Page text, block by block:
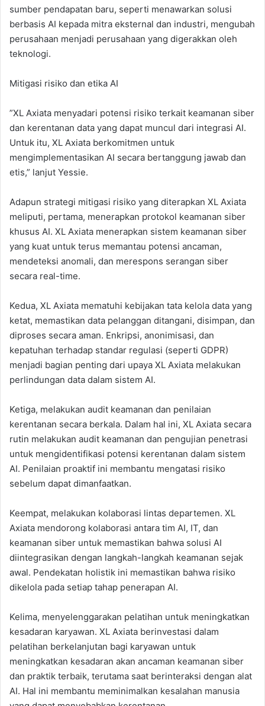
sumber pendapatan baru, seperti menawarkan solusi
berbasis AI kepada mitra eksternal dan industri, mengubah
perusahaan menjadi perusahaan yang digerakkan oleh
teknologi.
Mitigasi risiko dan etika AI
”XL Axiata menyadari potensi risiko terkait keamanan siber
dan kerentanan data yang dapat muncul dari integrasi AI.
Untuk itu, XL Axiata berkomitmen untuk
mengimplementasikan AI secara bertanggung jawab dan
etis,” lanjut Yessie.
Adapun strategi mitigasi risiko yang diterapkan XL Axiata
meliputi, pertama, menerapkan protokol keamanan siber
khusus AI. XL Axiata menerapkan sistem keamanan siber
yang kuat untuk terus memantau potensi ancaman,
mendeteksi anomali, dan merespons serangan siber
secara real-time.
Kedua, XL Axiata mematuhi kebijakan tata kelola data yang
ketat, memastikan data pelanggan ditangani, disimpan, dan
diproses secara aman. Enkripsi, anonimisasi, dan
kepatuhan terhadap standar regulasi (seperti GDPR)
menjadi bagian penting dari upaya XL Axiata melakukan
perlindungan data dalam sistem AI.
Ketiga, melakukan audit keamanan dan penilaian
kerentanan secara berkala. Dalam hal ini, XL Axiata secara
rutin melakukan audit keamanan dan pengujian penetrasi
untuk mengidentifikasi potensi kerentanan dalam sistem
AI. Penilaian proaktif ini membantu mengatasi risiko
sebelum dapat dimanfaatkan.
Keempat, melakukan kolaborasi lintas departemen. XL
Axiata mendorong kolaborasi antara tim AI, IT, dan
keamanan siber untuk memastikan bahwa solusi AI
diintegrasikan dengan langkah-langkah keamanan sejak
awal. Pendekatan holistik ini memastikan bahwa risiko
dikelola pada setiap tahap penerapan AI.
Kelima, menyelenggarakan pelatihan untuk meningkatkan
kesadaran karyawan. XL Axiata berinvestasi dalam
pelatihan berkelanjutan bagi karyawan untuk
meningkatkan kesadaran akan ancaman keamanan siber
dan praktik terbaik, terutama saat berinteraksi dengan alat
AI. Hal ini membantu meminimalkan kesalahan manusia